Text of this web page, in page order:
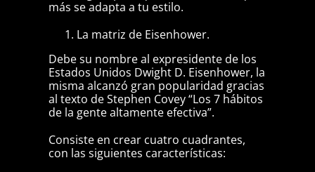
más se adapta a tu estilo.
La matriz de Eisenhower.
Debe su nombre al expresidente de los
Estados Unidos Dwight D. Eisenhower, la
misma alcanzó gran popularidad gracias
al texto de Stephen Covey “Los 7 hábitos
de la gente altamente efectiva”.
Consiste en crear cuatro cuadrantes,
con las siguientes características: